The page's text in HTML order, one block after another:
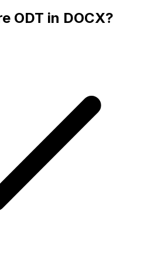
ODT in DOCX?